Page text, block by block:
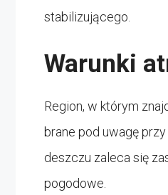
stabilizującego.
Warunki
Region, w którym
brane pod uwagę
deszczu zaleca się
pogodowe.